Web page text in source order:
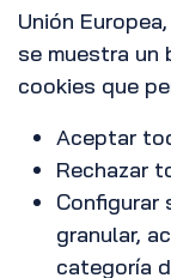
Unión
se muestra un
cookies que
Aceptar
Rechazar
Configurar
granular,
categoría